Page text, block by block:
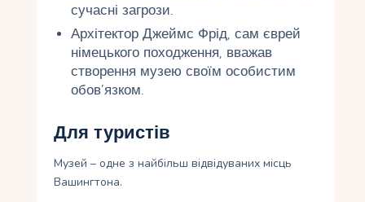
сучасні загрози.
Архітектор Джеймс Фрід, сам єврей
німецького походження, вважав
створення музею своїм особистим
обов’язком.
Для туристів
Музей – одне з найбільш відвідуваних місць
Вашингтона.